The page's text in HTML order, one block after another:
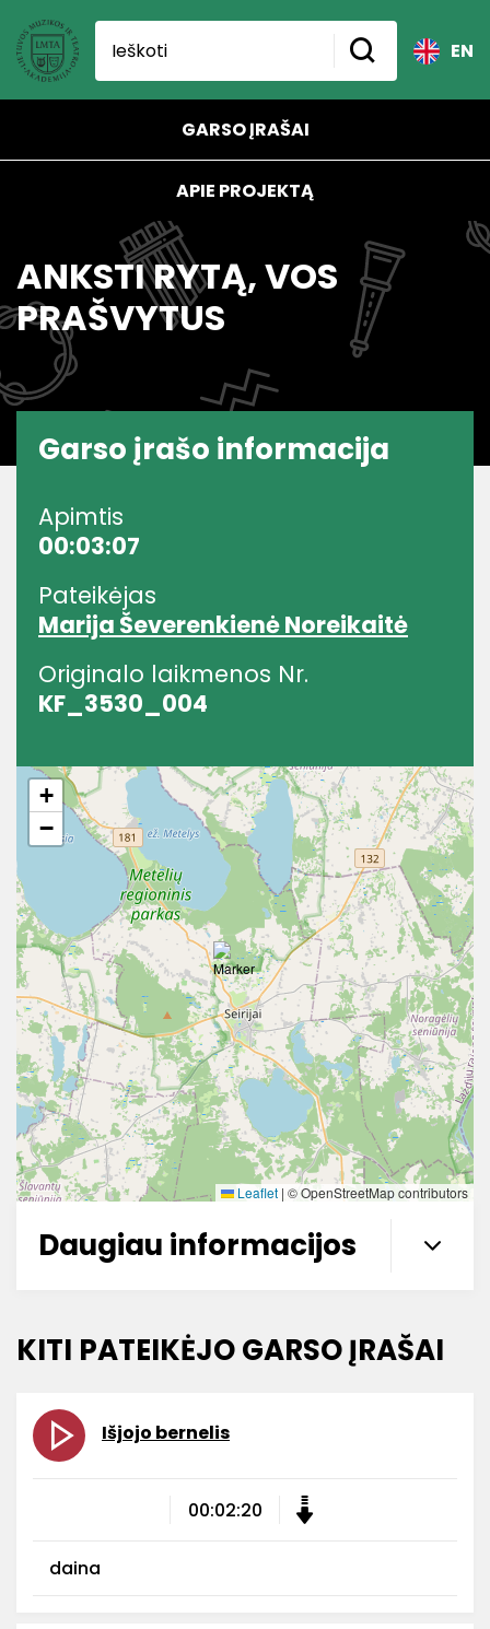
EN
GARSO ĮRAŠAI
APIE PROJEKTĄ
ANKSTI RYTĄ, VOS
PRAŠVYTUS
Garso įrašo informacija
Apimtis
00:03:07
Pateikėjas
Marija Ševerenkienė Noreikaitė
Originalo laikmenos Nr.
KF_3530_004
+
−
Leaflet | © OpenStreetMap contributors
Daugiau informacijos
KITI PATEIKĖJO GARSO ĮRAŠAI
Išjojo bernelis
00:02:20
daina